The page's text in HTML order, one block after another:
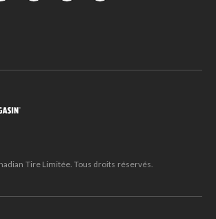
Tire Limitée. Tous droits réservés.